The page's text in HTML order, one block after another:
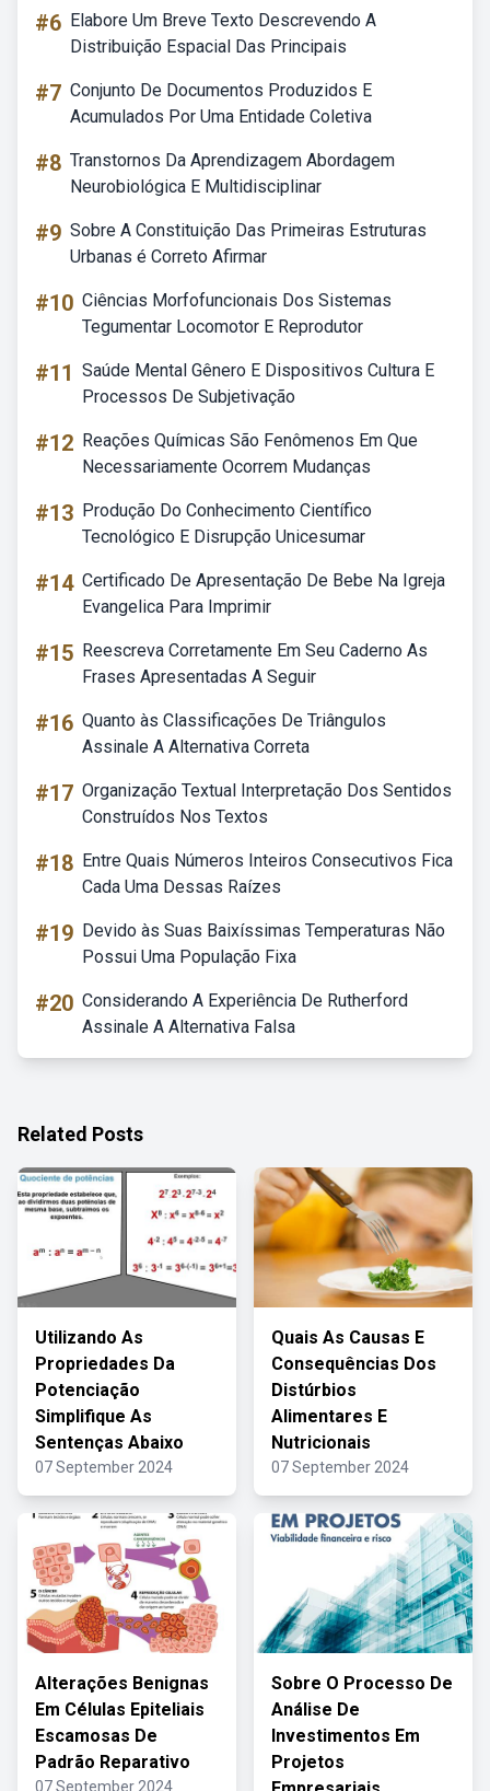
#6 Elabore Um Breve Texto Descrevendo A
Distribuição Espacial Das Principais
#7 Conjunto De Documentos Produzidos E
Acumulados Por Uma Entidade Coletiva
#8 Transtornos Da Aprendizagem Abordagem
Neurobiológica E Multidisciplinar
#9 Sobre A Constituição Das Primeiras Estruturas
Urbanas é Correto Afirmar
#10 Ciências Morfofuncionais Dos Sistemas
Tegumentar Locomotor E Reprodutor
#11 Saúde Mental Gênero E Dispositivos Cultura E
Processos De Subjetivação
#12 Reações Químicas São Fenômenos Em Que
Necessariamente Ocorrem Mudanças
#13 Produção Do Conhecimento Científico
Tecnológico E Disrupção Unicesumar
#14 Certificado De Apresentação De Bebe Na Igreja
Evangelica Para Imprimir
#15 Reescreva Corretamente Em Seu Caderno As
Frases Apresentadas A Seguir
#16 Quanto às Classificações De Triângulos
Assinale A Alternativa Correta
#17 Organização Textual Interpretação Dos Sentidos
Construídos Nos Textos
#18 Entre Quais Números Inteiros Consecutivos Fica
Cada Uma Dessas Raízes
#19 Devido às Suas Baixíssimas Temperaturas Não
Possui Uma População Fixa
#20 Considerando A Experiência De Rutherford
Assinale A Alternativa Falsa
Related Posts
Utilizando As
Propriedades Da
Potenciação
Simplifique As
Sentenças Abaixo
07 September 2024
Quais As Causas E
Consequências Dos
Distúrbios
Alimentares E
Nutricionais
07 September 2024
Alterações Benignas
Em Células Epiteliais
Escamosas De
Padrão Reparativo
07 September 2024
Sobre O Processo De
Análise De
Investimentos Em
Projetos